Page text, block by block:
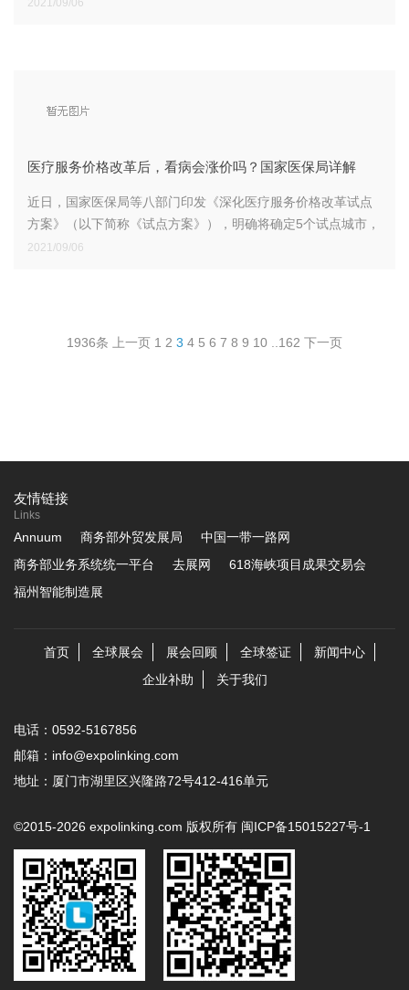
2021/09/06
医疗服务价格改革后，看病会涨价吗？国家医保局详解
近日，国家医保局等八部门印发《深化医疗服务价格改革试点
方案》（以下简称《试点方案》），明确将确定5个试点城市，
有序推进医疗服务价格改革。
2021/09/06
1936条 上一页 1 2 3 4 5 6 7 8 9 10 162 下一页
友情链接
Links
Annuum 商务部外贸发展局
中国一带一路网
商务部业务系统统一平台
去展网
618海峡项目成果交易会
福州智能制造展
首页 全球展会 展会回顾 全球签证
新闻中心
企业补助
关于我们
电话：0592-5167856
邮箱：info@expolinking.com
地址：厦门市湖里区兴隆路72号412-416单元
©2015-2026 expolinking.com 版权所有 闽ICP备15015227号-1